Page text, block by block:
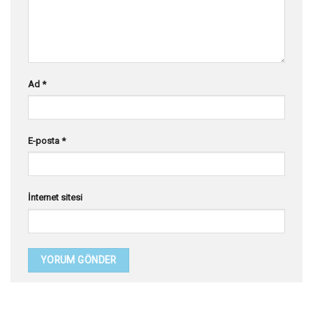
Ad *
E-posta *
İnternet sitesi